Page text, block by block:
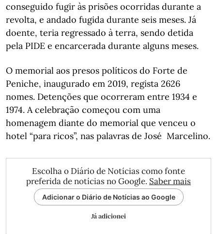
conseguido fugir às prisões ocorridas durante a
revolta, e andado fugida durante seis meses. Já
doente, teria regressado à terra, sendo detida
pela PIDE e encarcerada durante alguns meses.
O memorial aos presos políticos do Forte de
Peniche, inaugurado em 2019, regista 2626
nomes. Detenções que ocorreram entre 1934 e
1974. A celebração começou com uma
homenagem diante do memorial que venceu o
hotel “para ricos”, nas palavras de José Marcelino.
Escolha o Diário de Notícias como fonte
preferida de notícias no Google. Saber mais
Adicionar o Diário de Notícias ao Google
Já adicionei